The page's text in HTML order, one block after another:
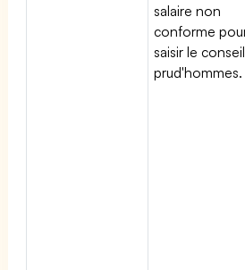
salaire non
conforme
saisir le
prud'hommes.